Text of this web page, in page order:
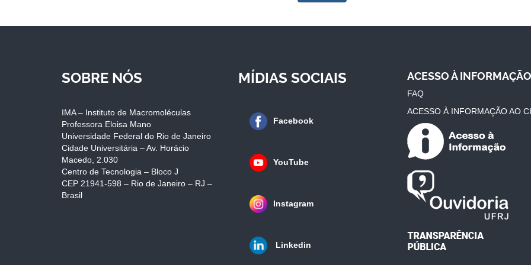
SOBRE NÓS
IMA – Instituto de Macromoléculas
Professora Eloisa Mano
Universidade Federal do Rio de Janeiro
Cidade Universitária – Av. Horácio
Macedo, 2.030
Centro de Tecnologia – Bloco J
CEP 21941-598 – Rio de Janeiro – RJ –
Brasil
MÍDIAS SOCIAIS
Facebook
YouTube
Instagram
Linkedin
ACESSO À INFORMAÇÃO
FAQ
ACESSO À INFORMAÇÃO AO